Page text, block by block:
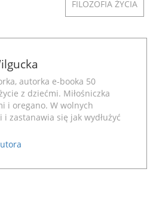
FILOZOFIA ŻYCIA
autorka e-booka 50
z dziećmi. Miłośniczka
i oregano. W wolnych
i zastanawia się jak wydłużyć